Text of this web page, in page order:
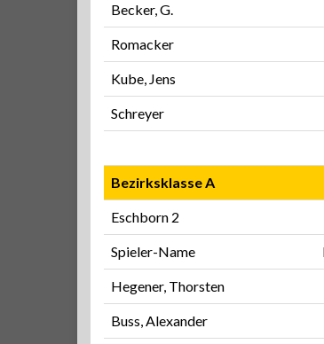
Becker, G.
Romacker
Kube, Jens
Schreyer
Bezirksklasse A
Eschborn 2
Spieler-Name
Hegener, Thorsten
Buss, Alexander